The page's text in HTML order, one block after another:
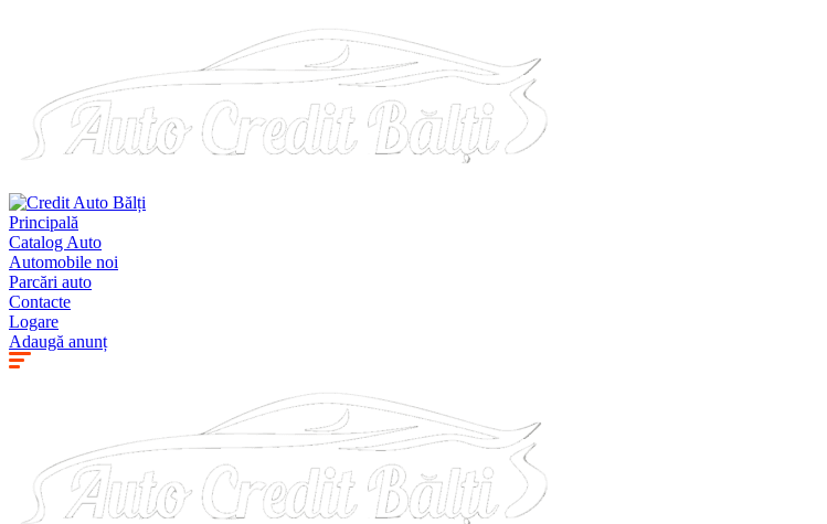
Principală
Catalog Auto
Automobile noi
Parcări auto
Contacte
Logare
Adaugă anunț